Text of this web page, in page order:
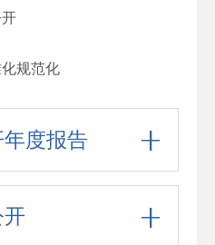
规范化
度报告